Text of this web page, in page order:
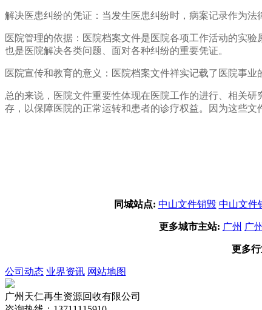
解决医患纠纷的凭证：当发生医患纠纷时，病案记录作为
医院管理的依据：医院档案文件是医院各项工作活动的实
也是医院解决各类问题、面对各种纠纷的重要凭证。
医院宣传和教育的意义：医院档案文件祥实记载了医院事
总的来说，医院文件重要性体现在医院工作的进行、相关
存，以保障医院的正常运转和患者的诊疗权益。因为这些
同城站点: 中山文件销毁 中山文件
更多城市主站: 广州 广州
更多
公司动态 业界资讯 网站地图
广州天仁再生资源回收有限公司